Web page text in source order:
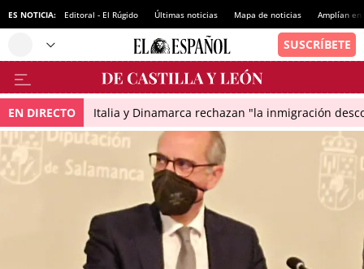
ES NOTICIA: Editoral - El Rúgido Últimas noticias Mapa de noticias Amplían
EN DIRECTO Italia y Dinamarca rechazan "la inmigración